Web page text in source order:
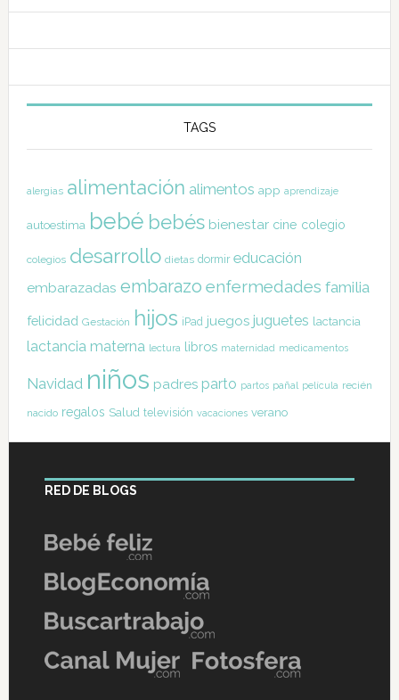
TAGS
alergias alimentación alimentos app aprendizaje
autoestima bebé bebés bienestar cine colegio
colegios desarrollo dietas dormir educación
embarazadas embarazo enfermedades familia
felicidad Gestación hijos iPad juegos juguetes lactancia
lactancia materna lectura libros maternidad medicamentos
Navidad niños padres parto partos pañal película recién
nacido regalos Salud televisión vacaciones verano
RED DE BLOGS